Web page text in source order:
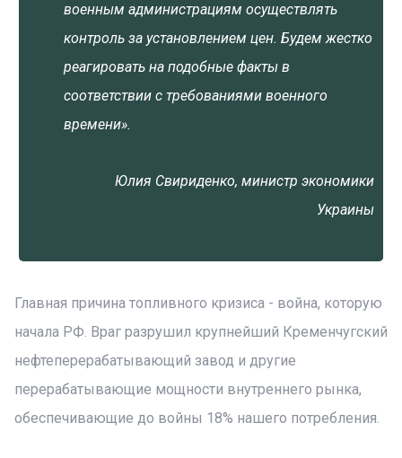
военным администрациям осуществлять
контроль за установлением цен. Будем жестко
реагировать на подобные факты в
соответствии с требованиями военного
времени».
Юлия Свириденко, министр экономики
Украины
Главная причина топливного кризиса - война, которую
начала РФ. Враг разрушил крупнейший Кременчугский
нефтеперерабатывающий завод и другие
перерабатывающие мощности внутреннего рынка,
обеспечивающие до войны 18% нашего потребления.